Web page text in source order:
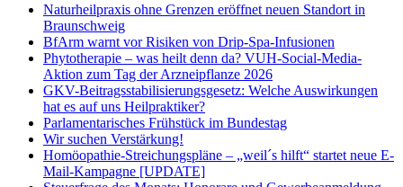
Naturheilpraxis ohne Grenzen eröffnet neuen Standort in
Braunschweig
BfArm warnt vor Risiken von Drip-Spa-Infusionen
Phytotherapie – was heilt denn da? VUH-Social-Media-
Aktion zum Tag der Arzneipflanze 2026
GKV-Beitragsstabilisierungsgesetz: Welche Auswirkungen
hat es auf uns Heilpraktiker?
Parlamentarisches Frühstück im Bundestag
Wir suchen Verstärkung!
Homöopathie-Streichungspläne – „weil´s hilft“ startet neue E-
Mail-Kampagne [UPDATE]